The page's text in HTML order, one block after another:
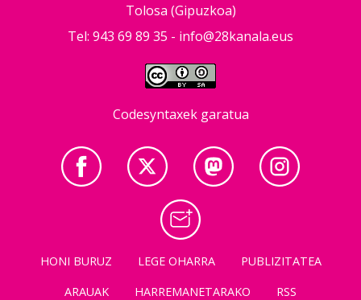
Tolosa (Gipuzkoa)
Tel: 943 69 89 35 - info@28kanala.eus
Codesyntaxek garatua
HONI BURUZ LEGE OHARRA
PUBLIZITATEA
ARAUAK
HARREMANETARAKO RSS